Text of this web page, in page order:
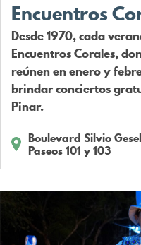
Encuentros
Desde 1970, cada
Encuentros Corales,
reúnen en enero y
brindar conciertos
Pinar.
Boulevard Silvio
Paseos 101 y 103